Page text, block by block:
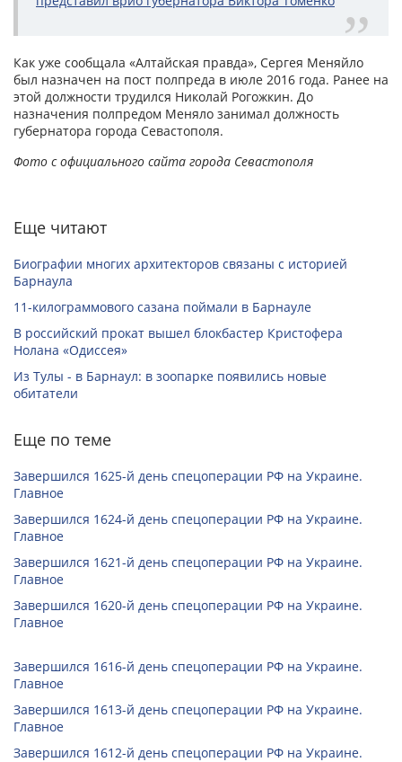
Как уже сообщала «Алтайская правда», Сергея Меняйло
был назначен на пост полпреда в июле 2016 года. Ранее на
этой должности трудился Николай Рогожкин. До
назначения полпредом Меняло занимал должность
губернатора города Севастополя.
Фото с официального сайта города Севастополя
Еще читают
Биографии многих архитекторов связаны с историей
Барнаула
11-килограммового сазана поймали в Барнауле
В российский прокат вышел блокбастер Кристофера
Нолана «Одиссея»
Из Тулы - в Барнаул: в зоопарке появились новые
обитатели
Еще по теме
Завершился 1625-й день спецоперации РФ на Украине.
Главное
Завершился 1624-й день спецоперации РФ на Украине.
Главное
Завершился 1621-й день спецоперации РФ на Украине.
Главное
Завершился 1620-й день спецоперации РФ на Украине.
Главное
Завершился 1616-й день спецоперации РФ на Украине.
Главное
Завершился 1613-й день спецоперации РФ на Украине.
Главное
Завершился 1612-й день спецоперации РФ на Украине.